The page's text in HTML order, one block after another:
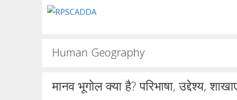
Human Geography
मानव भूगोल क्या है? परिभाषा, उद्देश्य,